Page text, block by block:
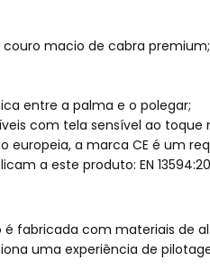
macio de cabra premium;
entre a palma e o polegar;
com tela sensível ao toque
europeia, a marca CE é um
a este produto: EN
é fabricada com materiais de
uma experiência de